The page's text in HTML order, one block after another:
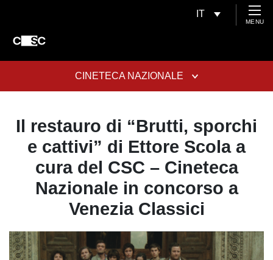
IT
MENU
CINETECA NAZIONALE
Il restauro di “Brutti, sporchi
e cattivi” di Ettore Scola a
cura del CSC – Cineteca
Nazionale in concorso a
Venezia Classici